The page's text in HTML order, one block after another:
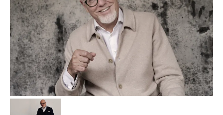
Inspirerande Föreläsare
Personlig utveckling, målsättning
Life Stories & Trivsel
Keynote
Moderator, konferencier